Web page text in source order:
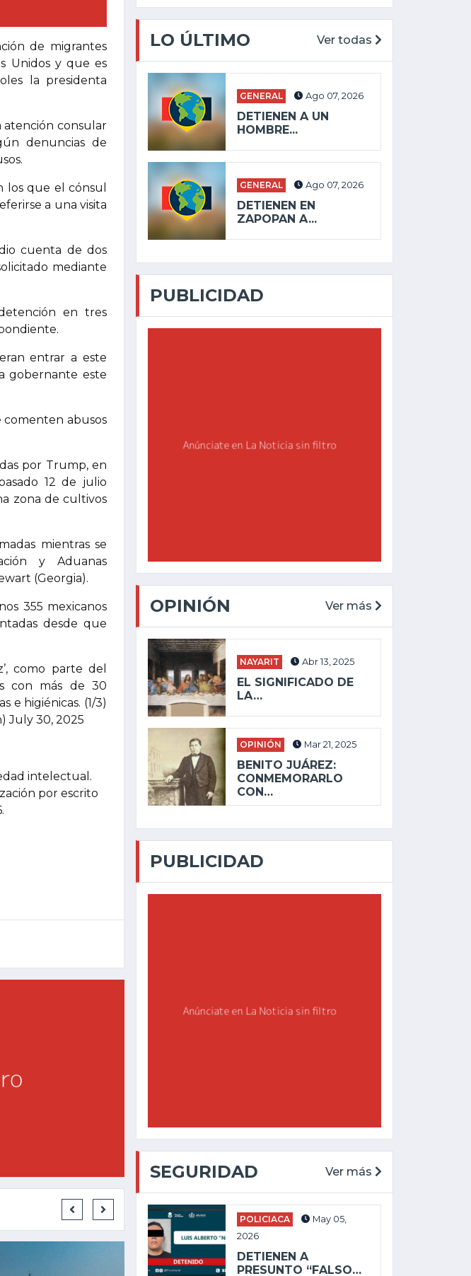
de migrantes
Unidos y que es
la presidenta
atención consular
denuncias de
los que el cónsul
a una visita
cuenta de dos
mediante
en tres
entrar a este
gobernante este
comenten abusos
por Trump, en
12 de julio
zona de cultivos
mientras se
y Aduanas
(Georgia).
355 mexicanos
desde que
como parte del
con más de 30
e higiénicas. (1/3)
July 30, 2025
intelectual.
por escrito
LO ÚLTIMO Ver todas
GENERAL Ago 07, 2026
DETIENEN A UN
HOMBRE...
GENERAL Ago 07, 2026
DETIENEN EN
ZAPOPAN A...
PUBLICIDAD
OPINIÓN Ver más
NAYARIT Abr 13, 2025
EL SIGNIFICADO DE
LA…
OPINIÓN Mar 21, 2025
BENITO JUÁREZ:
CONMEMORARLO
CON…
PUBLICIDAD
SEGURIDAD Ver más
POLICIACA
May 05,
2026
DETIENEN A
PRESUNTO “FALSO…